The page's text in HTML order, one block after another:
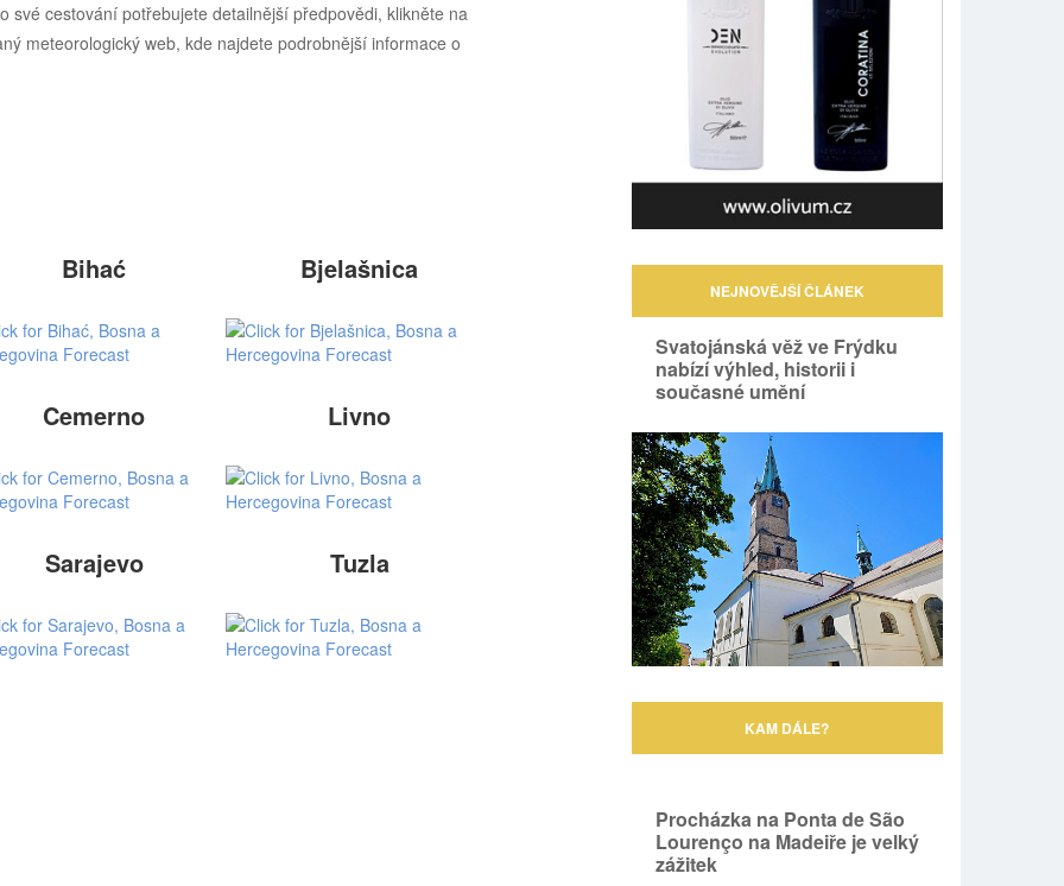
své cestování potřebujete detailnější předpovědi, klikněte na
meteorologický web, kde najdete podrobnější informace o
Bihać Bjelašnica
Cemerno Livno
Sarajevo Tuzla
NEJNOVĚJŠÍ ČLÁNEK
Svatojánská věž ve Frýdku
nabízí výhled, historii i
současné umění
KAM DÁLE?
Procházka na Ponta de São
Lourenço na Madeiře je velký
zážitek